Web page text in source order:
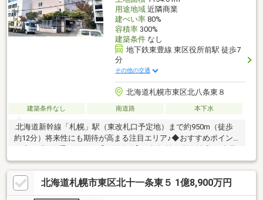
用途地域近隣商業
建ぺい率80%
容積率300%
建築条件なし
地下鉄東豊線 東区役所前駅 徒歩7
分
その他の交通
北海道札幌市東区北八条東８
建築条件なし 南道路 本下水
.北海道新幹線「札幌」駅（東改札口予定地）まで約950m（徒歩
約12分）将来性にも期待が高まる注目エリア♪◆おすすめポイン
用ビル・収益物件・店舗・事務所用地として検討しやすい立地・
東8丁目・篠路通の道路中心線から50mまで近隣商業地域（その他
準住居地域）・ 建ぺい率 60％・80％／容積率 300％・ 北側位置
指定道路（地番47番・48番／計83.00㎡）の全部所有権付き☆札
北海道札幌市東区北十一条東５ 1億8,900万円